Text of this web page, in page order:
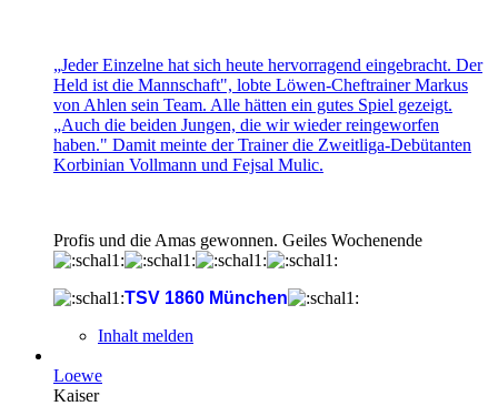
„Jeder Einzelne hat sich heute hervorragend eingebracht. Der
Held ist die Mannschaft", lobte Löwen-Cheftrainer Markus
von Ahlen sein Team. Alle hätten ein gutes Spiel gezeigt.
„Auch die beiden Jungen, die wir wieder reingeworfen
haben." Damit meinte der Trainer die Zweitliga-Debütanten
Korbinian Vollmann und Fejsal Mulic.
Profis und die Amas gewonnen. Geiles Wochenende
TSV 1860 München
Inhalt melden
Loewe
Kaiser